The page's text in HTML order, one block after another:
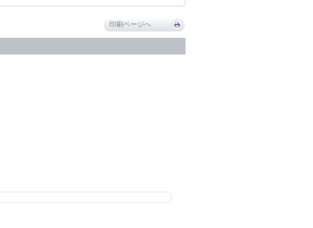
印刷ページへ